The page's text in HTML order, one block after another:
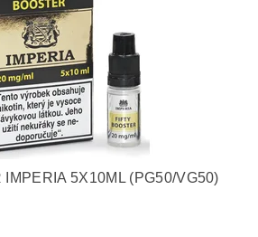
IMPERIA 5X10ML (PG50/VG50)